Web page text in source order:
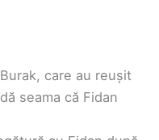
care au reușit
seama că Fidan